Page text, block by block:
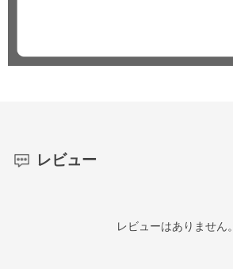
レビュー
レビューはありません。